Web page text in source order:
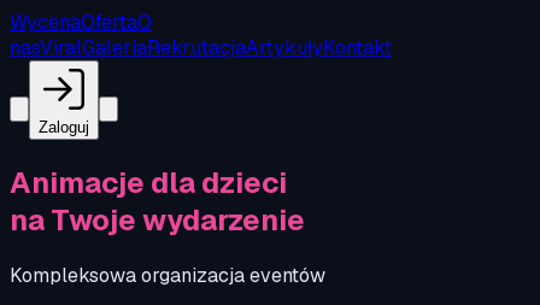
WycenaOfertaO
nasViralGaleriaRekrutacjaArtykułyKontakt
Zaloguj
Animacje dla dzieci
na Twoje wydarzenie
Kompleksowa organizacja eventów